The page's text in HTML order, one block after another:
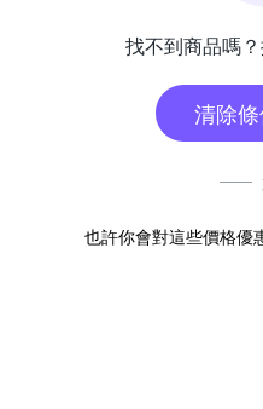
找不到商品嗎
清除
也許你會對這些價格優